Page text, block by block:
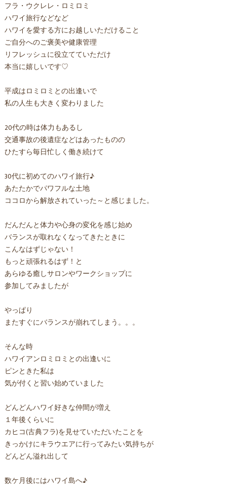
フラ・ウクレレ・ロミロミ
ハワイ旅行などなど
ハワイを愛する方にお越しいただけること
ご自分へのご褒美や健康管理
リフレッシュに役立てていただけ
本当に嬉しいです♡
平成はロミロミとの出逢いで
私の人生も大きく変わりました
20代の時は体力もあるし
交通事故の後遺症などはあったものの
ひたすら毎日忙しく働き続けて
30代に初めてのハワイ旅行♪
あたたかでパワフルな土地
ココロから解放されていった～と感じました。
だんだんと体力や心身の変化を感じ始め
バランスが取れなくなってきたときに
こんなはずじゃない！
もっと頑張れるはず！と
あらゆる癒しサロンやワークショップに
参加してみましたが
やっぱり
またすぐにバランスが崩れてしまう。。。
そんな時
ハワイアンロミロミとの出逢いに
ピンときた私は
気が付くと習い始めていました
どんどんハワイ好きな仲間が増え
１年後くらいに
カヒコ(古典フラ)を見せていただいたことを
きっかけにキラウエアに行ってみたい気持ちが
どんどん溢れ出して
数ケ月後にはハワイ島へ♪